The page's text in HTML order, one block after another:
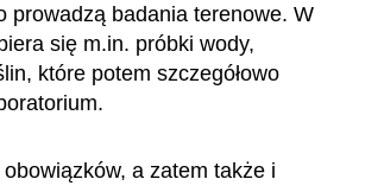
prowadzą badania terenowe. W
się m.in. próbki wody,
które potem szczegółowo
a zatem także i